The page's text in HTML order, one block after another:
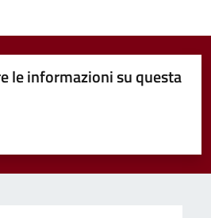
le informazioni su questa
stelle su 5
su 5
5